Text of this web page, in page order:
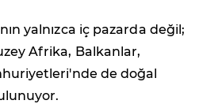
yalnızca iç pazarda değil;
Afrika, Balkanlar,
de doğal